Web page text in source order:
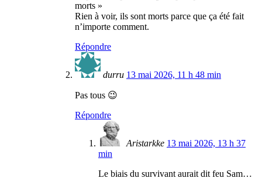
morts »
Rien à voir, ils sont morts parce que ça été fait
n’importe comment.
Répondre
durru 13 mai 2026, 11 h 48 min
Pas tous 😉
Répondre
Aristarkke 13 mai 2026, 13 h 37
min
Le biais du survivant aurait dit feu Sam…